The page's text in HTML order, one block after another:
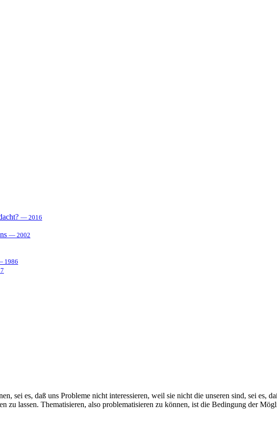
— 2016
— 2002
1986
sei es, daß uns Probleme nicht interessieren, weil sie nicht die unseren sind, sei es,
zu lassen. Thematisieren, also problematisieren zu können, ist die Bedingung der